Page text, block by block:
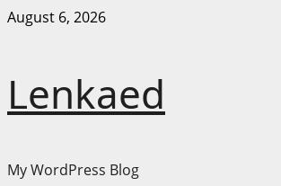
Skip
August 6, 2026
Lenkaed
My WordPress Blog